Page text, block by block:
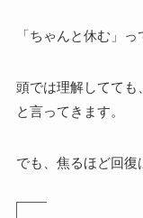
「ちゃんと休む」っ
頭では理解してても
と言ってきます。
でも、焦るほど回復